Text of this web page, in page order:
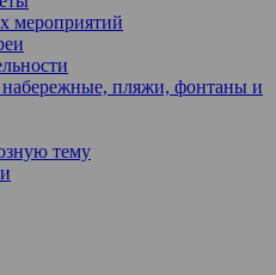
мероприятий
пляжи, фонтаны и
тему